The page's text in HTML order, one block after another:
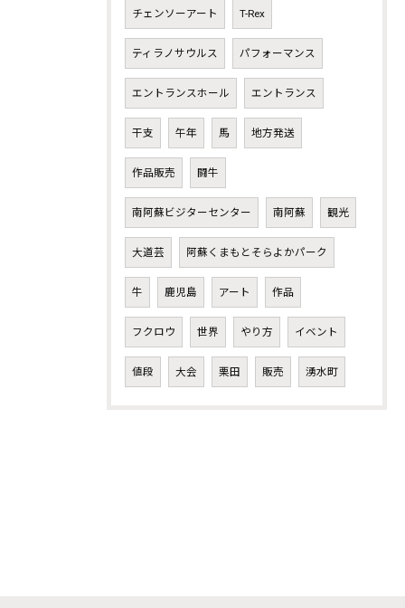
チェンソーアート T-Rex
ティラノサウルス パフォーマンス
エントランスホール エントランス
干支 午年 馬 地方発送
作品販売 闘牛
南阿蘇ビジターセンター 南阿蘇 観光
大道芸 阿蘇くまもとそらよかパーク
牛 鹿児島 アート 作品
フクロウ 世界 やり方 イベント
値段 大会 栗田 販売 湧水町